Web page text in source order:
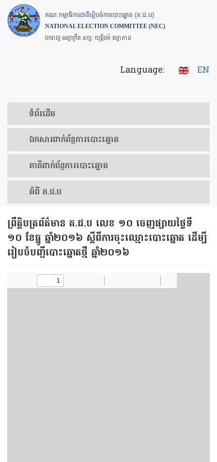
Skip
to
main
គណៈកម្មាធិការជាតិរៀបចំការបោះឆ្នោត (គ.ជ.ប)
NATIONAL ELECTION COMMITTEE (NEC)
ឯករាជ្យ អព្យាក្រឹត សច្ចៈ យុត្តិធម៌ តម្លាភាព
Language: EN
ទំព័រ​ដើម
ឯកសារ​ពាក់ព័ន្ធ​ការ​បោះឆ្នោត
​ភាគីពាក់ព័ន្ធ​​ការ​បោះឆ្នោត
អំពី គ.ជ.ប
ព្រឹត្តិបត្រព័ត៌មាន គ.ជ.ប លេខ ១០ ចេញផ្សាយថ្ងៃទី
១០ ខែធ្នូ ឆ្នាំ​២០១៦ ស្ដីពី​ការចុះឈ្មោះ​បោះ​ឆ្នោត ដើម្បី​
រៀបចំបញ្ជី​បោះ​ឆ្នោត​ថ្មី ឆ្នាំ​២០១៦